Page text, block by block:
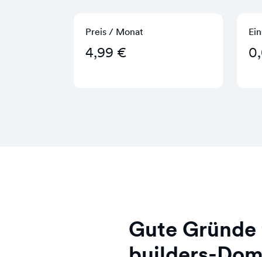
Preis / Monat
4,99 €
Gute